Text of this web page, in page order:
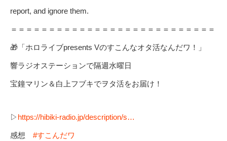
report, and ignore them.
＝＝＝＝＝＝＝＝＝＝＝＝＝＝＝＝＝＝＝＝＝＝＝＝＝＝＝
🎁「ホロライブpresents Vのすこんなオタ活なんだワ！」
響ラジオステーションで隔週水曜日
宝鐘マリン＆白上フブキでヲタ活をお届け！
▷ https://hibiki-radio.jp/description/s…
感想 #すこんだワ